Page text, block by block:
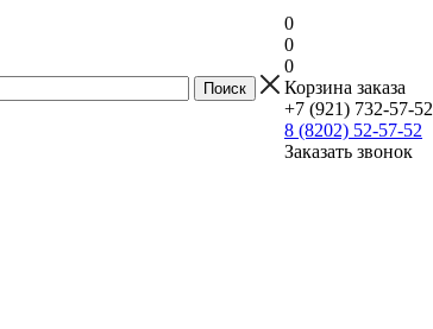
0
0
0
Корзина заказа
+7 (921) 732-57-52
8 (8202) 52-57-52
Заказать звонок